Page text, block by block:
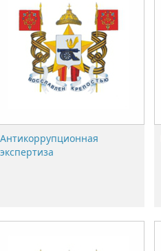
Антикоррупционная
экспертиза